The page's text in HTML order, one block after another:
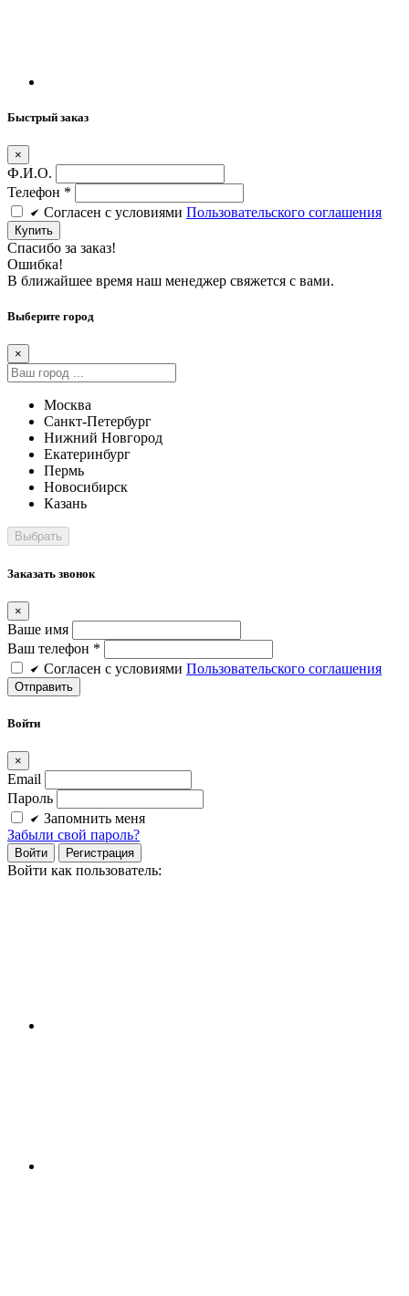
Быстрый заказ
×
Ф.И.О.
Телефон *
Cогласен c условиями Пользовательского соглашения
Купить
Спасибо за заказ!
Ошибка!
В ближайшее время наш менеджер свяжется с вами.
Выберите город
×
Москва
Санкт-Петербург
Нижний Новгород
Екатеринбург
Пермь
Новосибирск
Казань
Заказать звонок
×
Ваше имя
Ваш телефон *
Cогласен c условиями Пользовательского соглашения
Войти
×
Email
Пароль
Запомнить меня
Забыли свой пароль?
Войти Регистрация
Войти как пользователь: